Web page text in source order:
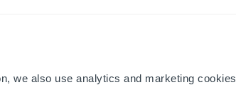
we also use analytics and marketing cookies